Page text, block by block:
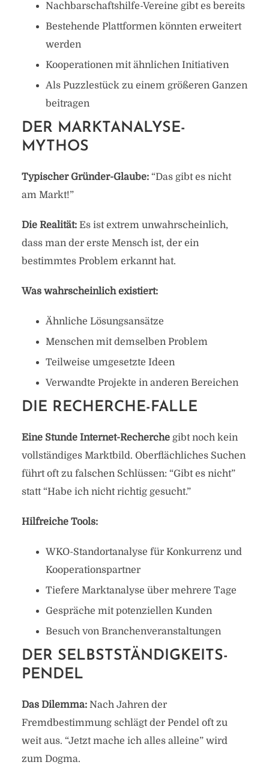
Nachbarschaftshilfe-Vereine gibt es bereits
Bestehende Plattformen könnten erweitert
werden
Kooperationen mit ähnlichen Initiativen
Als Puzzlestück zu einem größeren Ganzen
beitragen
DER MARKTANALYSE-
MYTHOS
Typischer Gründer-Glaube:“Das gibt es nicht
am Markt!”
Die Realität:Es ist extrem unwahrscheinlich,
dass man der erste Mensch ist, der ein
bestimmtes Problem erkannt hat.
Was wahrscheinlich existiert:
Ähnliche Lösungsansätze
Menschen mit demselben Problem
Teilweise umgesetzte Ideen
Verwandte Projekte in anderen Bereichen
DIE RECHERCHE-FALLE
Eine Stunde Internet-Recherchegibt noch kein
vollständiges Marktbild. Oberflächliches Suchen
führt oft zu falschen Schlüssen: “Gibt es nicht”
statt “Habe ich nicht richtig gesucht.”
Hilfreiche Tools:
WKO-Standortanalyse für Konkurrenz und
Kooperationspartner
Tiefere Marktanalyse über mehrere Tage
Gespräche mit potenziellen Kunden
Besuch von Branchenveranstaltungen
DER SELBSTSTÄNDIGKEITS-
PENDEL
Das Dilemma:Nach Jahren der
Fremdbestimmung schlägt der Pendel oft zu
weit aus. “Jetzt mache ich alles alleine” wird
zum Dogma.